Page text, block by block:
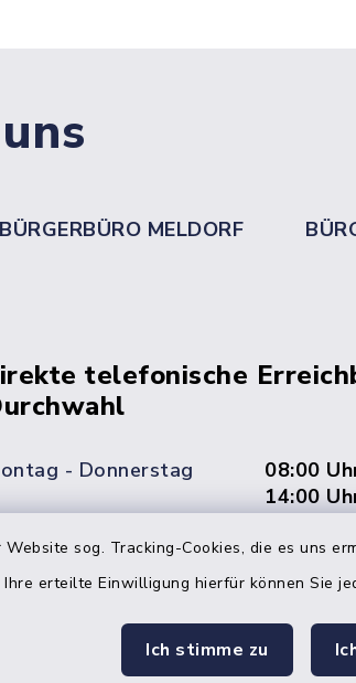
sog. Tracking-Cookies, die es uns
erteilte Einwilligung hierfür können Sie
Ich stimme zu
BÜRGERBÜRO MELDORF
telefonische
- Donnerstag
08:00
14:00
08:00
Online-Terminvereinbarung